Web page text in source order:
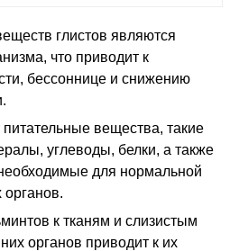
глистов являются
что приводит к
бессоннице и снижению
вещества, такие
углеводы, белки, а также
для нормальной
органов.
к тканям и слизистым
органов приводит к их